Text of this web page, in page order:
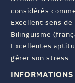
considérés
Excellent sens de
Bilinguisme
Excellentes
gérer son stress.